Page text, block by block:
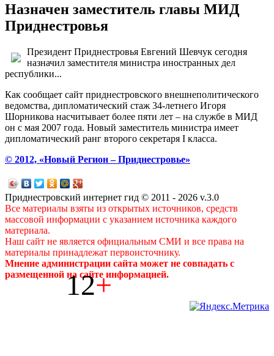
Назначен заместитель главы МИД
Приднестровья
Президент Приднестровья Евгений Шевчук сегодня
назначил заместителя министра иностранных дел
республики...
Как сообщает сайт приднестровского внешнеполитического
ведомства, дипломатический стаж 34-летнего Игоря
Шорникова насчитывает более пяти лет – на службе в МИД
он с мая 2007 года. Новый заместитель министра имеет
дипломатический ранг второго секретаря I класса.
© 2012, «Новый Регион – Приднестровье»
Приднестровский интернет гид © 2011 - 2026 v.3.0
Все материалы взяты из открытых источников, средств
массовой информации с указанием источника каждого
материала.
Наш сайт не является официальным СМИ и все права на
материалы принадлежат первоисточнику.
Мнение администрации сайта может не совпадать с
размещенной на сайте информацией.
12+